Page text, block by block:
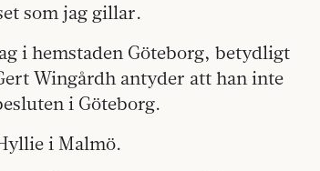
som jag gillar.
i hemstaden Göteborg, betydligt
Wingårdh antyder att han inte
i Göteborg.
i Malmö.